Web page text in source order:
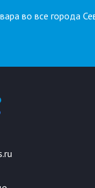
во все города